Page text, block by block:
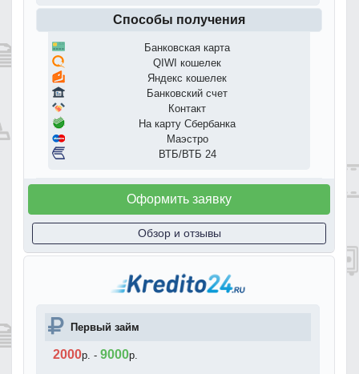
Способы получения
Банковская карта
QIWI кошелек
Яндекс кошелек
Банковский счет
Контакт
На карту Сбербанка
Маэстро
ВТБ/ВТБ 24
Оформить заявку
Обзор и отзывы
Первый займ
2000р. - 9000р.